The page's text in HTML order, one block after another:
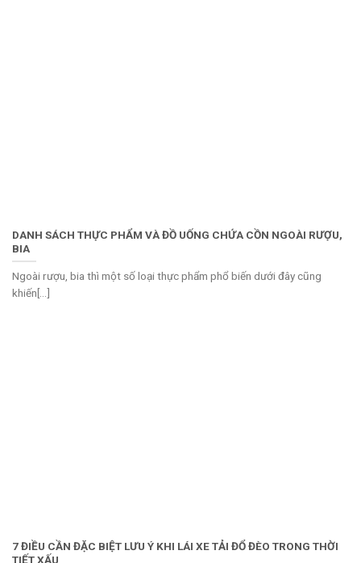
DANH SÁCH THỰC PHẨM VÀ ĐỒ UỐNG CHỨA CỒN NGOÀI RƯỢU,
BIA
Ngoài rượu, bia thì một số loại thực phẩm phổ biến dưới đây cũng
khiến[...]
7 ĐIỀU CẦN ĐẶC BIỆT LƯU Ý KHI LÁI XE TẢI ĐỔ ĐÈO TRONG THỜI
TIẾT XẤU